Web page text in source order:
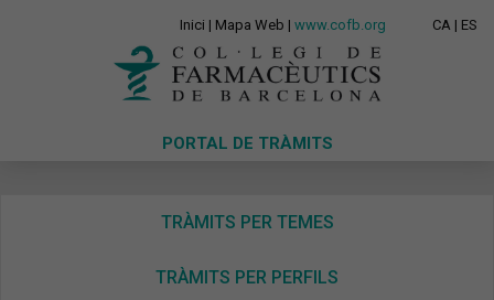
Inici | Mapa Web | www.cofb.org CA | ES
PORTAL DE TRÀMITS
TRÀMITS PER TEMES
TRÀMITS PER PERFILS